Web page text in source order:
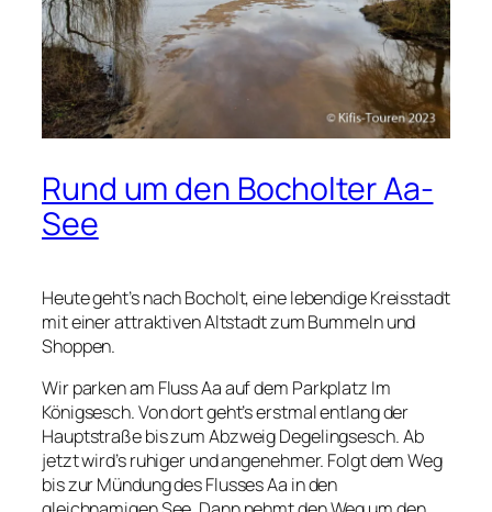
Rund um den Bocholter Aa-
See
Heute geht’s nach Bocholt, eine lebendige Kreisstadt
mit einer attraktiven Altstadt zum Bummeln und
Shoppen.
Wir parken am Fluss Aa auf dem Parkplatz Im
Königsesch. Von dort geht’s erstmal entlang der
Hauptstraße bis zum Abzweig Degelingsesch. Ab
jetzt wird’s ruhiger und angenehmer. Folgt dem Weg
bis zur Mündung des Flusses Aa in den